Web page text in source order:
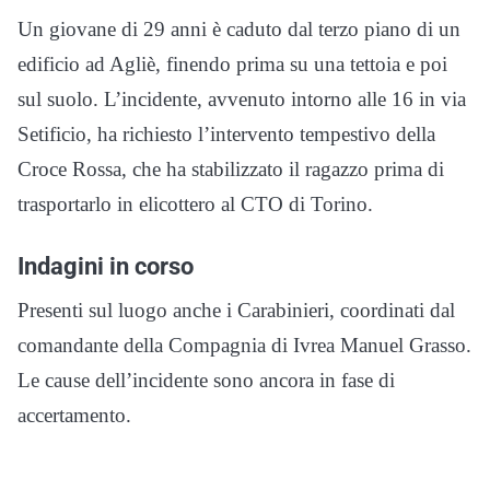
Un giovane di 29 anni è caduto dal terzo piano di un
edificio ad Agliè, finendo prima su una tettoia e poi
sul suolo. L’incidente, avvenuto intorno alle 16 in via
Setificio, ha richiesto l’intervento tempestivo della
Croce Rossa, che ha stabilizzato il ragazzo prima di
trasportarlo in elicottero al CTO di Torino.
Indagini in corso
Presenti sul luogo anche i Carabinieri, coordinati dal
comandante della Compagnia di Ivrea Manuel Grasso.
Le cause dell’incidente sono ancora in fase di
accertamento.